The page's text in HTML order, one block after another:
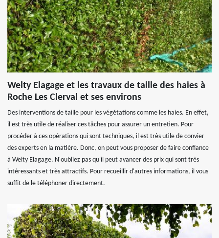
Welty Elagage et les travaux de taille des haies à
Roche Les Clerval et ses environs
Des interventions de taille pour les végétations comme les haies. En effet,
il est très utile de réaliser ces tâches pour assurer un entretien. Pour
procéder à ces opérations qui sont techniques, il est très utile de convier
des experts en la matière. Donc, on peut vous proposer de faire confiance
à Welty Elagage. N'oubliez pas qu'il peut avancer des prix qui sont très
intéressants et très attractifs. Pour recueillir d'autres informations, il vous
suffit de le téléphoner directement.